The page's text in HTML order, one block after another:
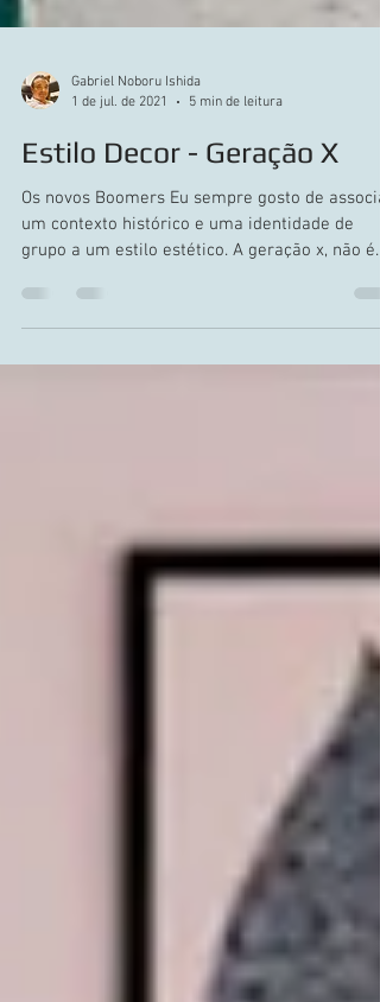
Gabriel Noboru Ishida
1 de jul. de 2021
5 min de leitura
Estilo Decor - Geração X
Os novos Boomers Eu sempre gosto de
um contexto histórico e uma identidade de